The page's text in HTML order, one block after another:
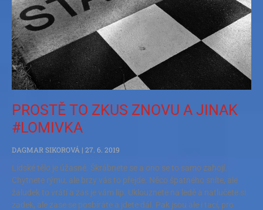
PROSTĚ TO ZKUS ZNOVU A JINAK
#LOMIVKA
DAGMAR SIKOROVÁ
27. 6. 2019
Lidské tělo je úžasné. Škrábnete se a ono se to samo zahojí.
Chytnete rýmu, ale brzy vás to přejde. Něco špatného sníte, ale
žaludek to vrátí a zas je vám líp. Uklouznete na ledě a natlučete si
zadek, ale zase se posbíráte a jdete dál. Pak jsou ale i tací, pro